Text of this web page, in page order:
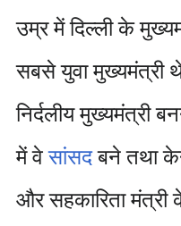
उम्र में दिल्ली के
सबसे युवा मुख्यमंत्री
निर्दलीय मुख्यमंत्री
में वेसांसदबने तथा
और सहकारिता